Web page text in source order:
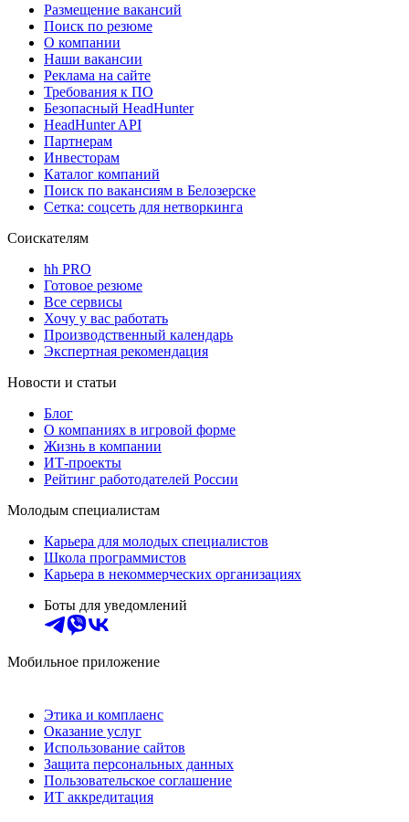
Размещение вакансий
Поиск по резюме
О компании
Наши вакансии
Реклама на сайте
Требования к ПО
Безопасный HeadHunter
HeadHunter API
Партнерам
Инвесторам
Каталог компаний
Поиск по вакансиям в Белозерске
Сетка: соцсеть для нетворкинга
Соискателям
hh PRO
Готовое резюме
Все сервисы
Хочу у вас работать
Производственный календарь
Экспертная рекомендация
Новости и статьи
Блог
О компаниях в игровой форме
Жизнь в компании
ИТ-проекты
Рейтинг работодателей России
Молодым специалистам
Карьера для молодых специалистов
Школа программистов
Карьера в некоммерческих организациях
Боты для уведомлений
Мобильное приложение
Этика и комплаенс
Оказание услуг
Использование сайтов
Защита персональных данных
Пользовательское соглашение
ИТ аккредитация